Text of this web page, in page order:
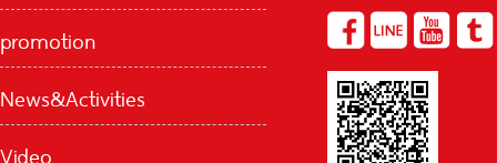
promotion
News&Activities
Video